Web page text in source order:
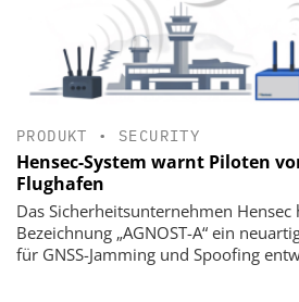
PRODUKT • SECURITY
Hensec-System warnt Piloten
Flughafen
Das Sicherheitsunternehmen
Bezeichnung „AGNOST-A“ ein
für GNSS-Jamming und Spoofing